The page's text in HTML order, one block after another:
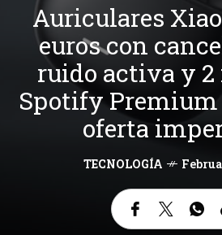
Auriculares
euros con
ruido activa y 2
Spotify
oferta
TECNOLOGÍA